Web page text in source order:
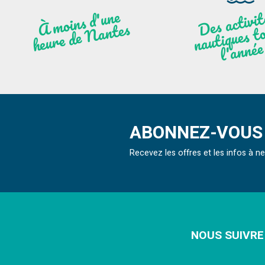
À
moi
ns
d'u
ne
heu
re
de
N
a
ntes quesnée
ABONNEZ-
Recevez les offres et les infos à
NOUS